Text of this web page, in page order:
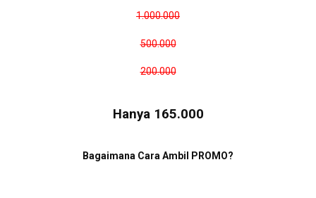
1.000.000
500.000
200.000
Hanya 165.000
Bagaimana Cara Ambil PROMO?